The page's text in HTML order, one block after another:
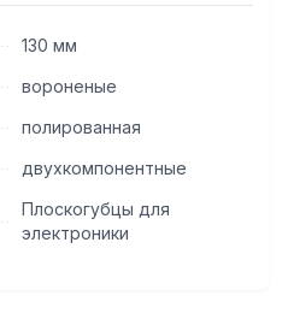
130 мм
вороненые
полированная
двухкомпонентные
Плоскогубцы для
электроники